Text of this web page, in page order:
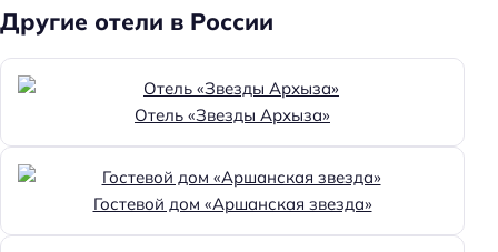
Другие отели в России
Отель «Звезды Архыза»
Гостевой дом «Аршанская звезда»